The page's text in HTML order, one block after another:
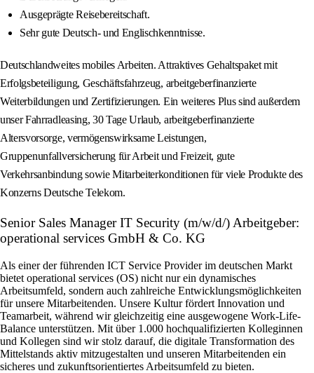
Ausgeprägte Reisebereitschaft.
Sehr gute Deutsch- und Englischkenntnisse.
Deutschlandweites mobiles Arbeiten. Attraktives Gehaltspaket mit
Erfolgsbeteiligung, Geschäftsfahrzeug, arbeitgeberfinanzierte
Weiterbildungen und Zertifizierungen. Ein weiteres Plus sind außerdem
unser Fahrradleasing, 30 Tage Urlaub, arbeitgeberfinanzierte
Altersvorsorge, vermögenswirksame Leistungen,
Gruppenunfallversicherung für Arbeit und Freizeit, gute
Verkehrsanbindung sowie Mitarbeiterkonditionen für viele Produkte des
Konzerns Deutsche Telekom.
Senior Sales Manager IT Security (m/w/d/) Arbeitgeber:
operational services GmbH & Co. KG
Als einer der führenden ICT Service Provider im deutschen Markt
bietet operational services (OS) nicht nur ein dynamisches
Arbeitsumfeld, sondern auch zahlreiche Entwicklungsmöglichkeiten
für unsere Mitarbeitenden. Unsere Kultur fördert Innovation und
Teamarbeit, während wir gleichzeitig eine ausgewogene Work-Life-
Balance unterstützen. Mit über 1.000 hochqualifizierten Kolleginnen
und Kollegen sind wir stolz darauf, die digitale Transformation des
Mittelstands aktiv mitzugestalten und unseren Mitarbeitenden ein
sicheres und zukunftsorientiertes Arbeitsumfeld zu bieten.